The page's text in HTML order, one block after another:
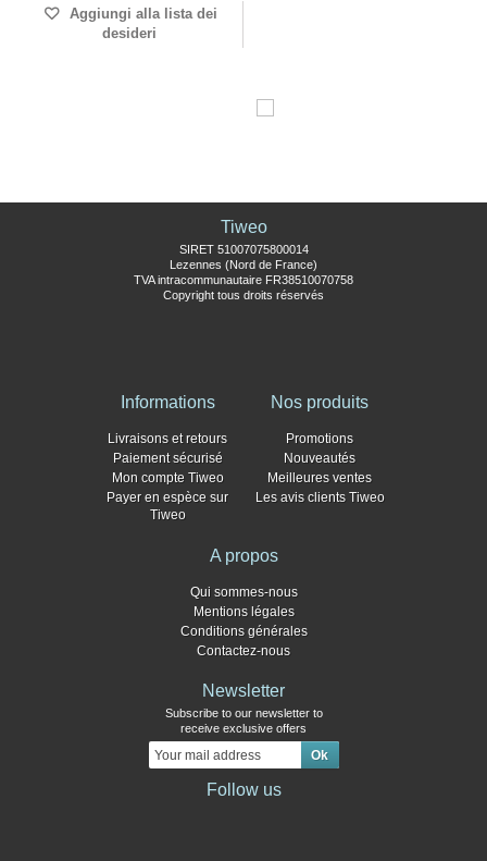
Aggiungi alla lista dei
desideri
Tiweo
SIRET 51007075800014
Lezennes (Nord de France)
TVA intracommunautaire FR38510070758
Copyright tous droits réservés
Informations
Livraisons et retours
Paiement sécurisé
Mon compte Tiweo
Payer en espèce sur
Tiweo
Nos produits
Promotions
Nouveautés
Meilleures ventes
Les avis clients Tiweo
A propos
Qui sommes-nous
Mentions légales
Conditions générales
Contactez-nous
Newsletter
Subscribe to our newsletter to
receive exclusive offers
Follow us